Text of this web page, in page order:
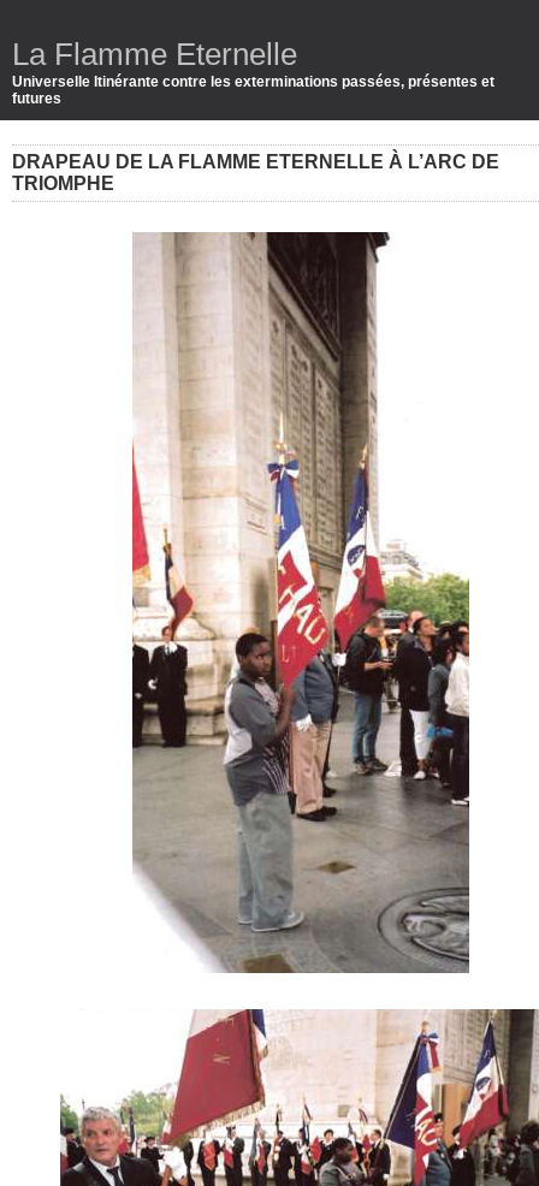
La Flamme Eternelle
Universelle Itinérante contre les exterminations passées, présentes et
futures
DRAPEAU DE LA FLAMME ETERNELLE À L’ARC DE
TRIOMPHE